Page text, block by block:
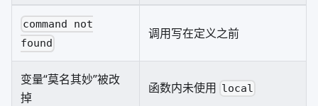
command not
found
调用写在定义之前
变量“莫名其妙”被改
掉
函数内未使用 local